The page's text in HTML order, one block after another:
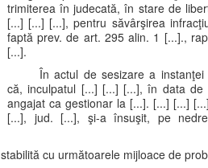
trimiterea în judecată, în stare de
[...] [...] [...], pentru săvârşirea
faptă prev. de art. 295 alin. 1 [...].,
[...].
În actul de sesizare a
că, inculpatul [...] [...] [...], în data
angajat ca gestionar la [...]. [...] [...]
[...], jud. [...], şi-a însuşit, pe
cu următoarele mijloace de